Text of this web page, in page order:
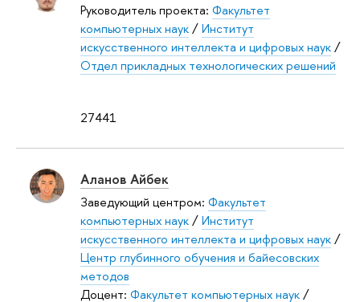
27441
Руководитель проекта: Факультет
компьютерных наук/Институт
искусственного интеллекта и цифровых наук/
Отдел прикладных технологических решений
Аланов Айбек
Заведующий центром: Факультет
компьютерных наук/Институт
искусственного интеллекта и цифровых наук/
Центр глубинного обучения и байесовских
методов
Доцент: Факультет компьютерных наук/